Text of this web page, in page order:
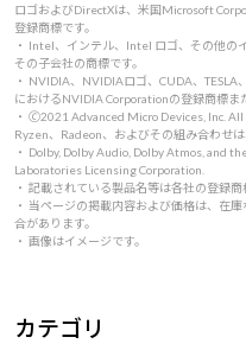
ロゴおよびDirectXは、米国Microsoft
登録商標です。
・ Intel、インテル、Intel ロゴ、その他の
その子会社の商標です。
・ NVIDIA、NVIDIAロゴ、CUDA、
におけるNVIDIA Corporationの登録商標ま
・ 🄫2021 Advanced Micro Devices, Inc.
Ryzen、Radeon、およびその組み合わせ
・ Dolby, Dolby Audio, Dolby Atmos, and
Laboratories Licensing Corporation.
・ 記載されている製品名等は各社の登録商
・ 当ページの掲載内容および価格は、在
合があります。
・ 画像はイメージです。
カテゴリ